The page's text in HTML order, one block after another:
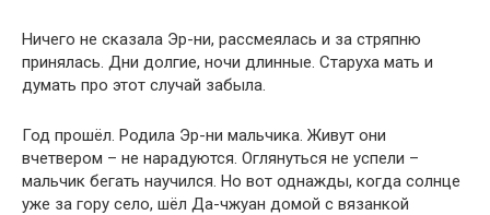
Ничего не сказала Эр-ни, рассмеялась и за стряпню
принялась. Дни долгие, ночи длинные. Старуха мать и
думать про этот случай забыла.
Год прошёл. Родила Эр-ни мальчика. Живут они
вчетвером – не нарадуются. Оглянуться не успели –
мальчик бегать научился. Но вот однажды, когда солнце
уже за гору село, шёл Да-чжуан домой с вязанкой